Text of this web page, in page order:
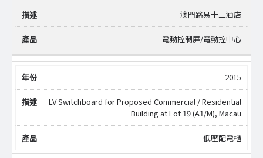
澳門路易十三酒店
電動控制屏/電動控中心
2015
LV Switchboard for Proposed Commercial / Residential
Building at Lot 19 (A1/M), Macau
低壓配電櫃